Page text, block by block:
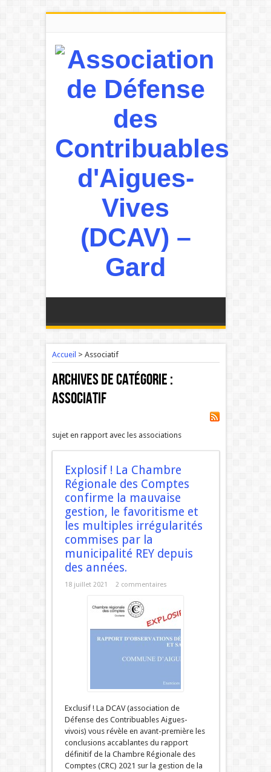
Accueil > Associatif
Archives de catégorie :
Associatif
sujet en rapport avec les associations
Explosif ! La Chambre
Régionale des Comptes
confirme la mauvaise
gestion, le favoritisme et
les multiples irrégularités
commises par la
municipalité REY depuis
des années.
18 juillet 2021 2 commentaires
Exclusif ! La DCAV (association de
Défense des Contribuables Aigues-
vivois) vous révèle en avant-première les
conclusions accablantes du rapport
définitif de la Chambre Régionale des
Comptes (CRC) 2021 sur la gestion de la